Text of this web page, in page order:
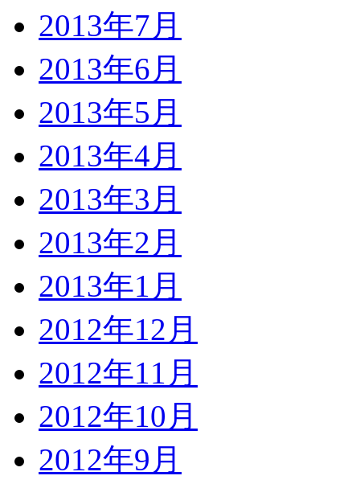
2013年7月
2013年6月
2013年5月
2013年4月
2013年3月
2013年2月
2013年1月
2012年12月
2012年11月
2012年10月
2012年9月